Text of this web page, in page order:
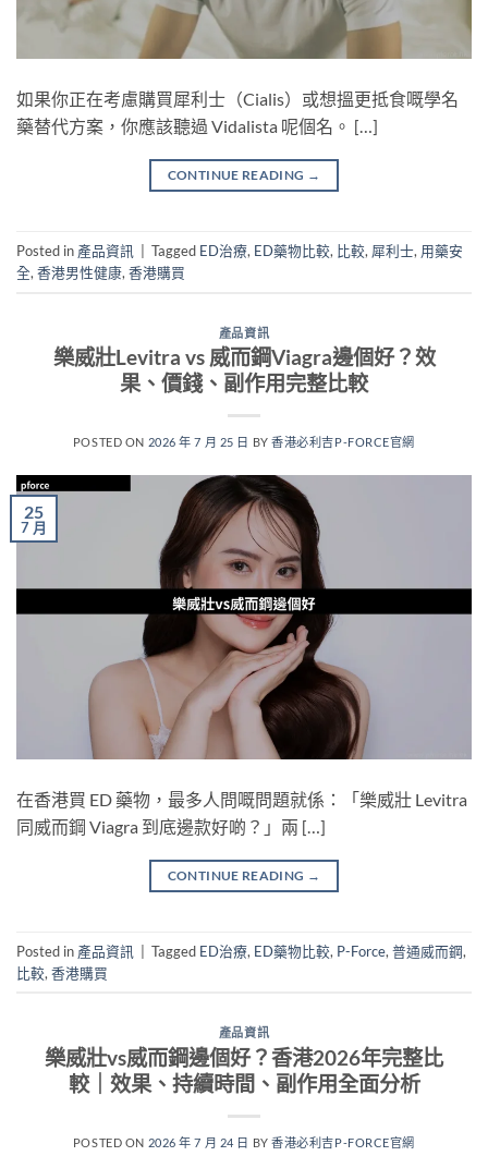
如果你正在考慮購買犀利士（Cialis）或想搵更抵食嘅學名
藥替代方案，你應該聽過 Vidalista 呢個名。 […]
CONTINUE READING →
Posted in 產品資訊 Tagged ED治療, ED藥物比較, 比較, 犀利士, 用藥安
全, 香港男性健康, 香港購買
產品資訊
樂威壯Levitra vs 威而鋼Viagra邊個好？效
果、價錢、副作用完整比較
POSTED ON 2026 年 7 月 25 日 BY香港必利吉P-FORCE官網
25
7 月
在香港買 ED 藥物，最多人問嘅問題就係：「樂威壯 Levitra
同威而鋼 Viagra 到底邊款好啲？」兩 […]
CONTINUE READING →
Posted in 產品資訊 Tagged ED治療, ED藥物比較, P-Force, 普通威而鋼,
比較, 香港購買
產品資訊
樂威壯vs威而鋼邊個好？香港2026年完整比
較｜效果、持續時間、副作用全面分析
POSTED ON 2026 年 7 月 24 日 BY香港必利吉P-FORCE官網